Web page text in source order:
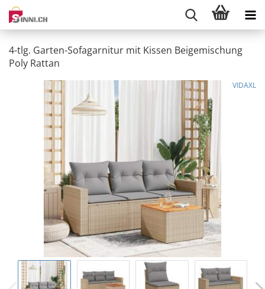
4-tlg. Garten-Sofagarnitur mit Kissen Beigemischung
Poly Rattan
VIDAXL